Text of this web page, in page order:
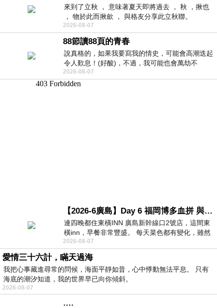
來到了立秋 ， 意味著夏天即將過去 ， 秋 ，揪也
， 物於此而揪歛 ， 與格友分享此立秋聯。
2026-08-07
88節讀88頁的青春
說真格的，如果我要寫我的情史，可能會高潮迭起
令人歎息！(好酸)，不過，我可能也會萬劫不
復...，每天跪鍵盤還是被判了花心的罪
2026-08-07
【2026-6廣島】Day 6 福岡博多血拼 與機場接送少年司機深夜對談
連四晚都住東橫INN 廣島新幹線口2號店，這間東
橫inn，早餐非常豐盛。 每天菜色都有變化，雖然
看到工作人員拿出料理包加熱，但
2026-08-07
愛情三十六計，瞞天過海
我把心事藏進尋常的問候，海面平靜如昔，心中悸動無法平息。 只有
海底的潮汐知道，我的世界早已向你傾斜。
2026-08-07
….